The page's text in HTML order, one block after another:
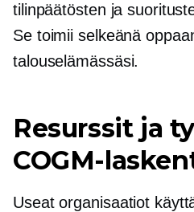
tilinpäätösten ja
Se toimii selkeänä
talouselämässäsi.
Resurssit ja
COGM-
Useat organisaatiot